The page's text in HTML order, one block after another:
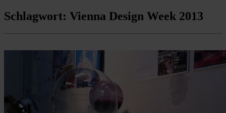
Schlagwort: Vienna Design Week 2013